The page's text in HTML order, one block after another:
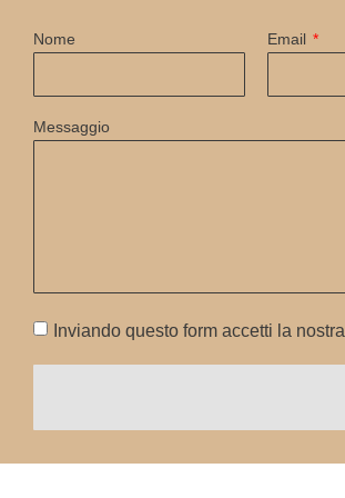
Nome Email
Messaggio
Inviando questo form accetti la nostra